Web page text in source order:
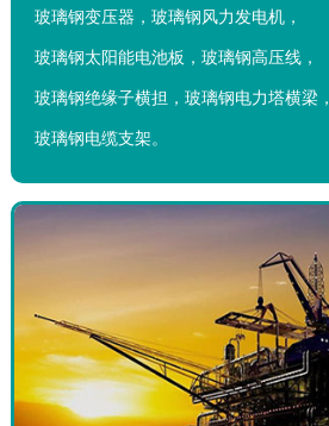
玻璃钢变压器，玻璃钢风力发电机，
玻璃钢太阳能电池板，玻璃钢高压线，
玻璃钢绝缘子横担，玻璃钢电力塔横梁，
玻璃钢电缆支架。